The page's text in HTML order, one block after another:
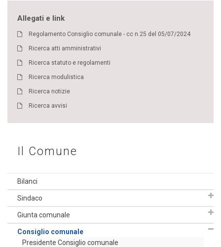
Allegati e link
Regolamento Consiglio comunale - cc n.25 del 05/07/2024
Ricerca atti amministrativi
Ricerca statuto e regolamenti
Ricerca modulistica
Ricerca notizie
Ricerca avvisi
Il Comune
Bilanci
Sindaco
Giunta comunale
Consiglio comunale
Presidente Consiglio comunale